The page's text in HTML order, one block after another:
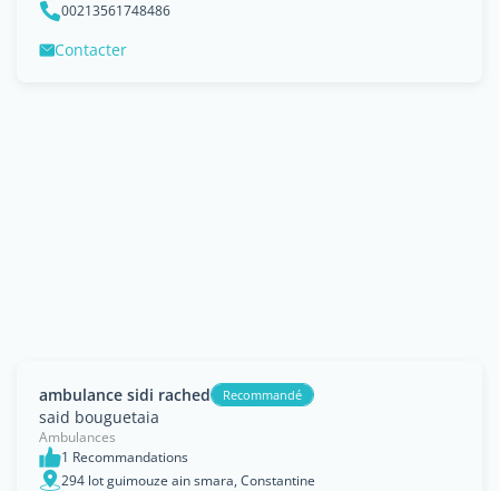
00213561748486
Contacter
ambulance sidi rached Recommandé
said bouguetaia
Ambulances
1 Recommandations
294 lot guimouze ain smara, Constantine